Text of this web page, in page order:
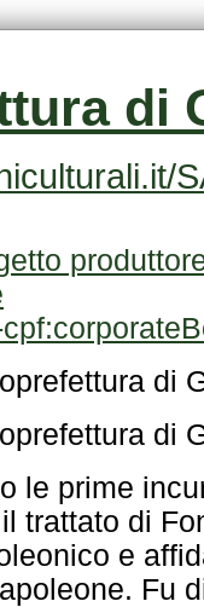
di
di
di